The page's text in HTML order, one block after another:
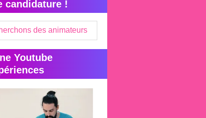
candidature !
des animateurs
Youtube